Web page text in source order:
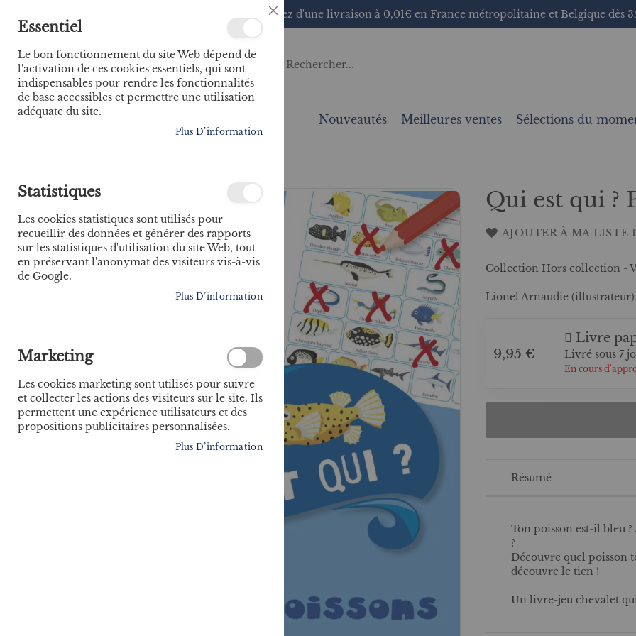
🚚 Bénéficiez d'une livraison à 0,01€ en France métropolitaine et Belgique dès
Nouveautés Meilleures ventes Sélections du
Skip
the
end
of
the
images
Qui est qui ?
AJOUTER À MA LISTE
Collection Hors collection -
Lionel Arnaudie (illustrateur)
9,95 €
Livre
Livré sous 7
En cours
Résumé
Ton poisson est-il bleu
?
Découvre quel poisson
découvre le tien !
Un livre-jeu chevalet
Close
Cookie
Essentiel
Le bon fonctionnement du site Web dépend de
l'activation de ces cookies essentiels, qui sont
indispensables pour rendre les fonctionnalités
de base accessibles et permettre une utilisation
adéquate du site.
Plus D’information
Statistiques
Les cookies statistiques sont utilisés pour
recueillir des données et générer des rapports
sur les statistiques d'utilisation du site Web, tout
en préservant l'anonymat des visiteurs vis-à-vis
de Google.
Plus D’information
Marketing
Les cookies marketing sont utilisés pour suivre
et collecter les actions des visiteurs sur le site. Ils
permettent une expérience utilisateurs et des
propositions publicitaires personnalisées.
Plus D’information